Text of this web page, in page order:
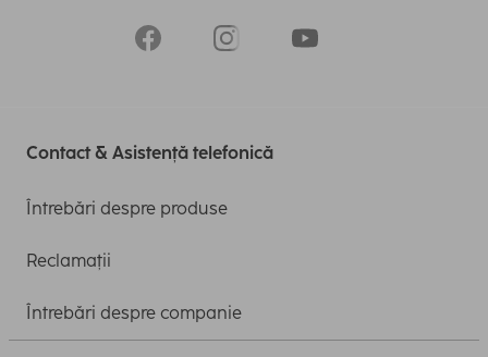
Contact & Asistență telefonică
Întrebări despre produse
Reclamații
Întrebări despre companie